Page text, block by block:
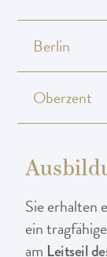
Berlin
Oberzent
Sie erhalten
ein
am Leitseil